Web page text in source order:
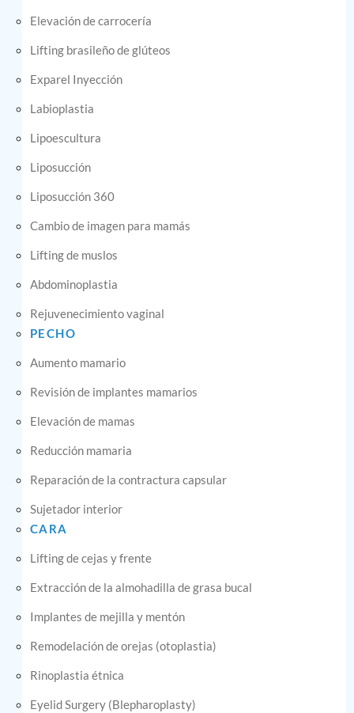
Elevación de carrocería
Lifting brasileño de glúteos
Exparel Inyección
Labioplastia
Lipoescultura
Liposucción
Liposucción 360
Cambio de imagen para mamás
Lifting de muslos
Abdominoplastia
Rejuvenecimiento vaginal
PECHO
Aumento mamario
Revisión de implantes mamarios
Elevación de mamas
Reducción mamaria
Reparación de la contractura capsular
Sujetador interior
CARA
Lifting de cejas y frente
Extracción de la almohadilla de grasa bucal
Implantes de mejilla y mentón
Remodelación de orejas (otoplastia)
Rinoplastia étnica
Eyelid Surgery (Blepharoplasty)